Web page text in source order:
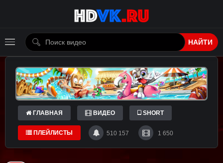
НАЙТИ
ГЛАВНАЯ ВИДЕО SHORT
ПЛЕЙЛИСТЫ 510 157 1 650